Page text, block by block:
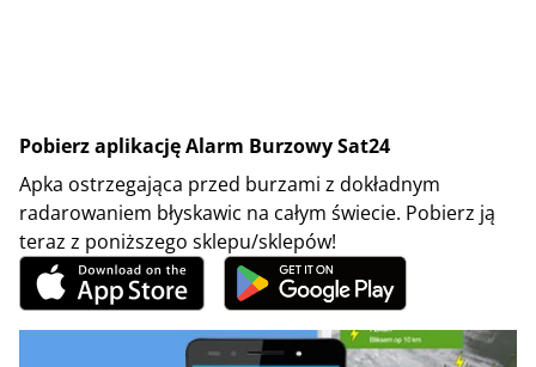
Pobierz aplikację Alarm Burzowy Sat24
Apka ostrzegająca przed burzami z dokładnym
radarowaniem błyskawic na całym świecie. Pobierz ją
teraz z poniższego sklepu/sklepów!